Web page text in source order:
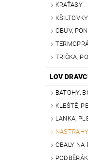
KRAŤASY
OBUV,
TRIČKA,
LOV
BATOHY,
KLEŠTĚ,
LANKA,
NÁSTRAHY
OBALY NA